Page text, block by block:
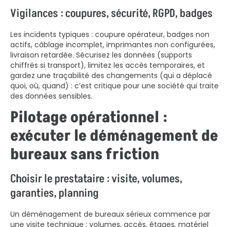
Vigilances : coupures, sécurité, RGPD, badges
Les incidents typiques : coupure opérateur, badges non
actifs, câblage incomplet, imprimantes non configurées,
livraison retardée. Sécurisez les données (supports
chiffrés si transport), limitez les accès temporaires, et
gardez une traçabilité des changements (qui a déplacé
quoi, où, quand) : c’est critique pour une société qui traite
des données sensibles.
Pilotage opérationnel :
exécuter le déménagement de
bureaux sans friction
Choisir le prestataire : visite, volumes,
garanties, planning
Un déménagement de bureaux sérieux commence par
une visite technique : volumes, accès, étages, matériel